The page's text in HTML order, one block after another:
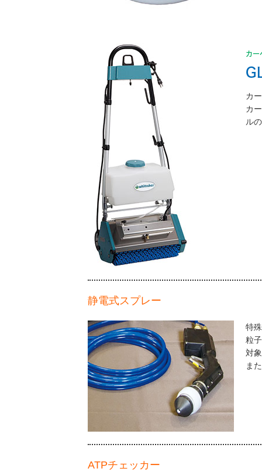
カー
カ
カ
ル
静電式スプレー
特
粒
対
ま
ATPチェッカー